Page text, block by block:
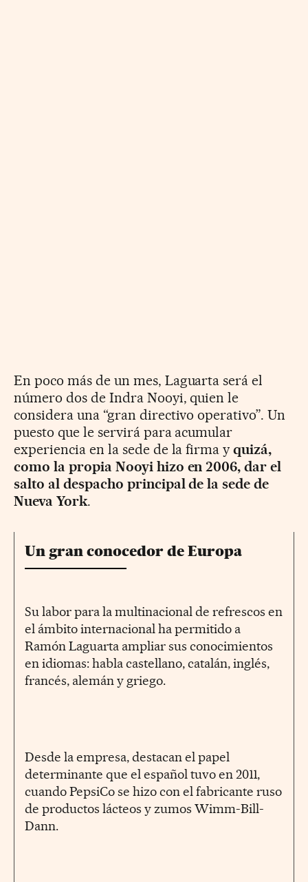
En poco más de un mes, Laguarta será el
número dos de Indra Nooyi, quien le
considera una “gran directivo operativo”. Un
puesto que le servirá para acumular
experiencia en la sede de la firma y quizá,
como la propia Nooyi hizo en 2006, dar el
salto al despacho principal de la sede de
Nueva York.
Un gran conocedor de Europa
Su labor para la multinacional de refrescos en
el ámbito internacional ha permitido a
Ramón Laguarta ampliar sus conocimientos
en idiomas: habla castellano, catalán, inglés,
francés, alemán y griego.
Desde la empresa, destacan el papel
determinante que el español tuvo en 2011,
cuando PepsiCo se hizo con el fabricante ruso
de productos lácteos y zumos Wimm-Bill-
Dann.